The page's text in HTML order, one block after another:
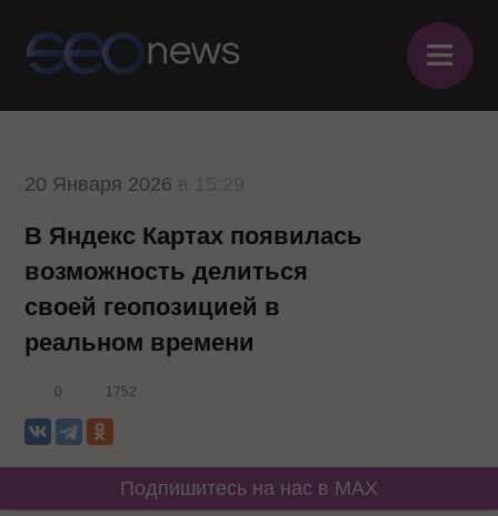
≡
20 Января 2026
В Яндекс Картах появилась
возможность делиться
своей геопозицией в
реальном времени
0 1752
Подпишитесь на нас в MAX